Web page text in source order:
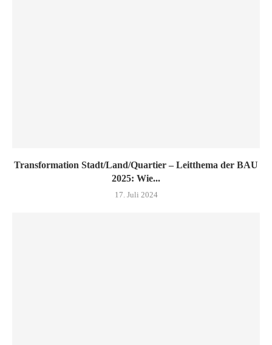
Transformation Stadt/Land/Quartier – Leitthema der BAU
2025: Wie...
17. Juli 2024